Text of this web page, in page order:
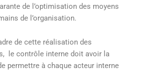
de l’optimisation des moyens
de l’organisation.
de cette réalisation des
le contrôle interne doit avoir la
permettre à chaque acteur interne